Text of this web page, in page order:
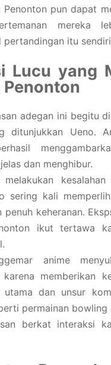
Penonton pun dapat
mereka
pertandingan itu
Lucu yang
adegan ini begitu
ditunjukkan Ueno.
dan menghibur.
sering kali
penuh keheranan.
ikut tertawa
anime
memberikan
dan unsur
permainan bowling
berkat interaksi